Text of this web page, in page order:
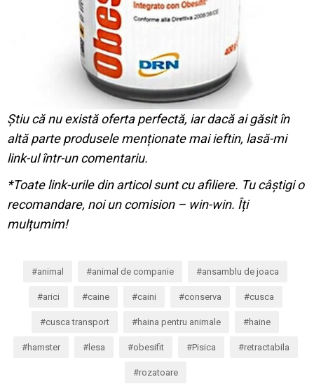
Știu că nu există oferta perfectă, iar dacă ai găsit în
altă parte produsele menționate mai ieftin, lasă-mi
link-ul într-un comentariu.
*Toate link-urile din articol sunt cu afiliere. Tu câștigi o
recomandare, noi un comision – win-win. Îți
mulțumim!
animal animal de companie ansamblu de joaca
arici caine caini conserva cusca
cusca transport haina pentru animale haine
hamster lesa obesifit Pisica retractabila
rozatoare